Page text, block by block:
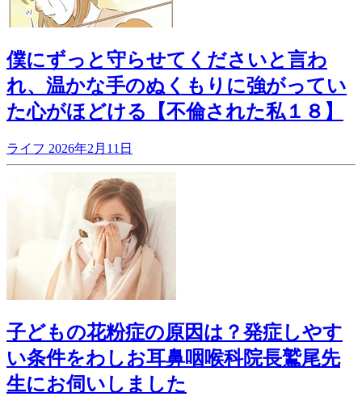
僕にずっと守らせてくださいと言わ
れ、温かな手のぬくもりに強がってい
た心がほどける【不倫された私１８】
ライフ 2026年2月11日
子どもの花粉症の原因は？発症しやす
い条件をわしお耳鼻咽喉科院長鷲尾先
生にお伺いしました